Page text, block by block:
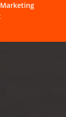
Marketing